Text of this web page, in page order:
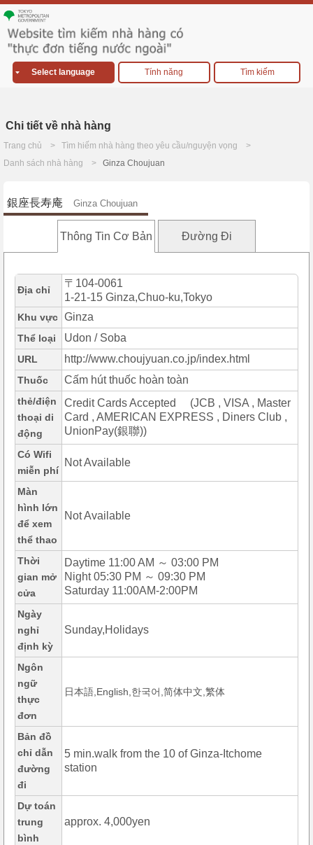
Select language Tính năng Tìm kiếm
Chi tiết về nhà hàng
Trang chủ
Tìm hiếm nhà hàng theo yêu cầu/nguyện vọng
Danh sách nhà hàng
Ginza Choujuan
銀座長寿庵 Ginza Choujuan
Thông Tin Cơ Bản Đường Đi
Địa chỉ
〒104-0061
1-21-15 Ginza,Chuo-ku,Tokyo
Khu vực Ginza
Thể loại Udon / Soba
URL http://www.choujyuan.co.jp/index.html
Thuốc Cấm hút thuốc hoàn toàn
thẻ/điện
thoại di
động
Credit Cards Accepted (JCB , VISA , Master
Card , AMERICAN EXPRESS , Diners Club ,
UnionPay(銀聯))
Có Wifi
miễn phí
Not Available
Màn
hình lớn
để xem
thể thao
Not Available
Thời
gian mở
cửa
Daytime 11:00 AM ～ 03:00 PM
Night 05:30 PM ～ 09:30 PM
Saturday 11:00AM-2:00PM
Ngày
nghỉ
định kỳ
Sunday,Holidays
Ngôn
ngữ
thực
đơn
日本語,English,한국어,简体中文,繁体
Bản đồ
chỉ dẫn
đường
đi
5 min.walk from the 10 of Ginza-Itchome
station
Dự toán
trung
bình
approx. 4,000yen